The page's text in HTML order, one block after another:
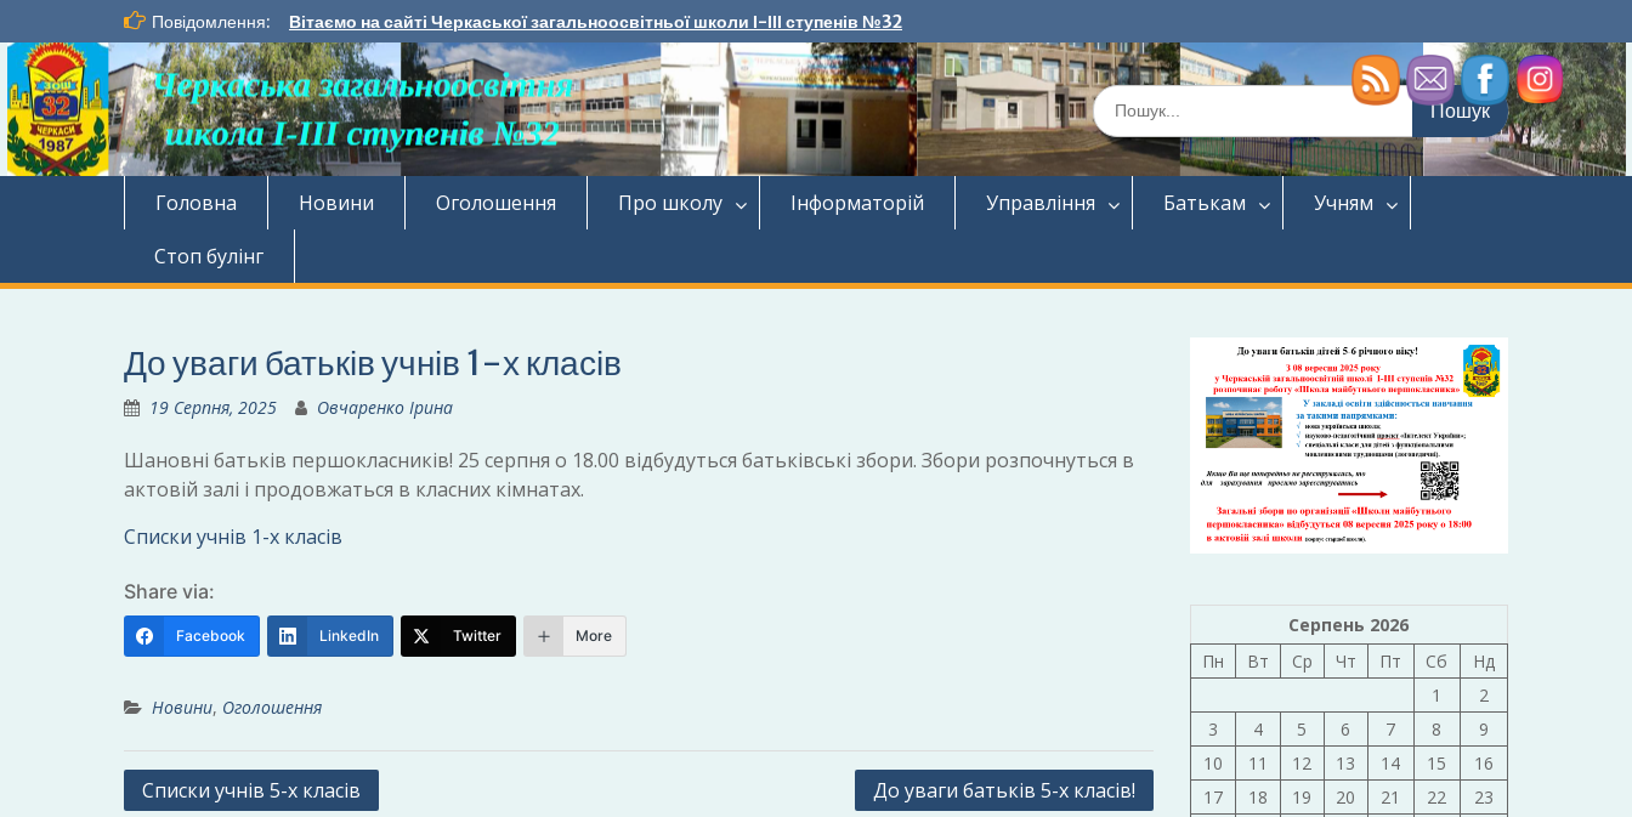
до
вмісту
Повідомлення: Вітаємо на сайті Черкаської загальноосвітньої школи І-ІІІ ступенів №32
Шукати:
Головна Новини Оголошення Про школу Інформаторій Управління Батькам
Учням
Стоп булінг
До уваги батьків учнів 1-х класів
19 Серпня, 2025 Овчаренко Ірина
Шановні батьків першокласників! 25 серпня о 18.00 відбудуться батьківські збори. Збори розпочнуться в
актовій залі і продовжаться в класних кімнатах.
Списки учнів 1-х класів
Share via:
Facebook LinkedIn Twitter More
Новини, Оголошення
Навігація
Списки учнів 5-х класів До уваги батьків 5-х класів!
Серпень 2026
Пн
Вт Ср Чт Пт Сб
Нд
1
2
3
4 5 6 7 8
9
10
11 12 13 14 15
16
17
18 19 20 21 22
23